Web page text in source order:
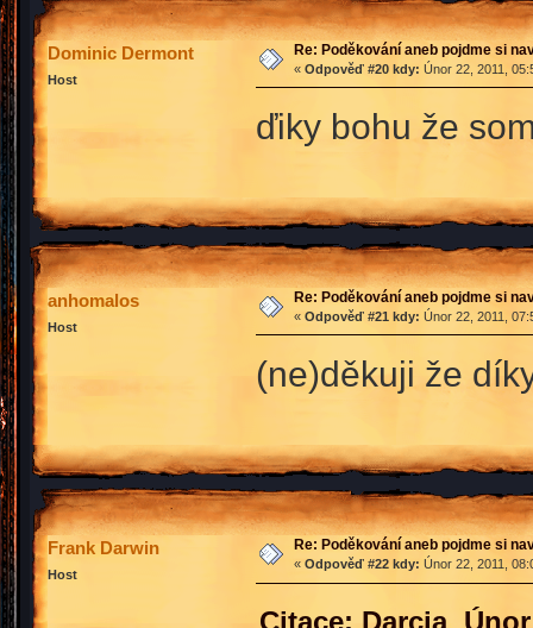
Dominic Dermont
Host
Re: Poděkování aneb pojdme si
« Odpověď #20 kdy: Únor 22, 2011,
ďiky bohu že
anhomalos
Host
Re: Poděkování aneb pojdme si
« Odpověď #21 kdy: Únor 22, 2011,
(ne)děkuji že
Frank Darwin
Host
Re: Poděkování aneb pojdme si
« Odpověď #22 kdy: Únor 22, 2011,
Citace: Darcia